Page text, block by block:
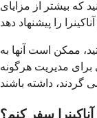
که بیشتر از مزایای
ممکن است آنها به
برای مدیریت هرگونه
سفر کنم؟